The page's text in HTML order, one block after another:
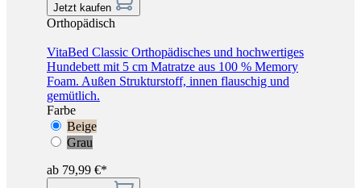
Jetzt kaufen
Orthopädisch
VitaBed Classic Orthopädisches und hochwertiges
Hundebett mit 5 cm Matratze aus 100 % Memory
Foam. Außen Strukturstoff, innen flauschig und
gemütlich.
Farbe
Beige
Grau
ab 79,99 €*